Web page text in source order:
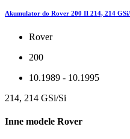
Akumulator do Rover 200 II 214, 214
Rover
200
10.1989 - 10.1995
214, 214 GSi/Si
Inne modele Rover